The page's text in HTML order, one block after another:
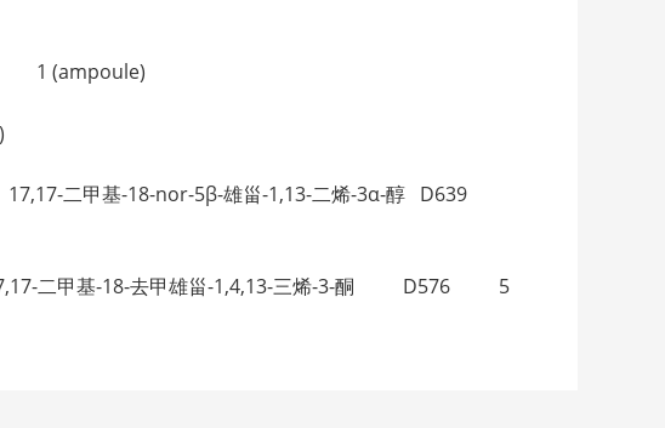
1 (ampoule)
二甲基-18-nor-5β-雄甾-1,13-二烯-3α-醇 D639
二甲基-18-去甲雄甾-1,4,13-三烯-3-酮 D576 5